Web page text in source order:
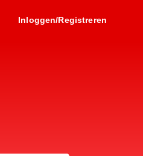
Inloggen/Registreren